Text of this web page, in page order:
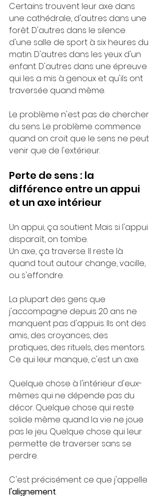
Certains trouvent leur axe dans
une cathédrale, d'autres dans une
forêt. D'autres dans le silence
d'une salle de sport à six heures du
matin. D'autres dans les yeux d'un
enfant. D'autres dans une épreuve
qui les a mis à genoux et qu'ils ont
traversée quand même.
Le problème n'est pas de chercher
du sens. Le problème commence
quand on croit que le sens ne peut
venir que de l'extérieur.
Perte de sens : la
différence entre un appui
et un axe intérieur
Un appui, ça soutient. Mais si l'appui
disparaît, on tombe.
Un axe, ça traverse. Il reste là
quand tout autour change, vacille,
ou s'effondre.
La plupart des gens que
j'accompagne depuis 20 ans ne
manquent pas d'appuis. Ils ont des
amis, des croyances, des
pratiques, des rituels, des mentors.
Ce qui leur manque, c'est un axe.
Quelque chose à l'intérieur d'eux-
mêmes qui ne dépende pas du
décor. Quelque chose qui reste
solide même quand la vie ne joue
pas le jeu. Quelque chose qui leur
permette de traverser sans se
perdre.
C'est précisément ce que j'appelle
l'alignement.